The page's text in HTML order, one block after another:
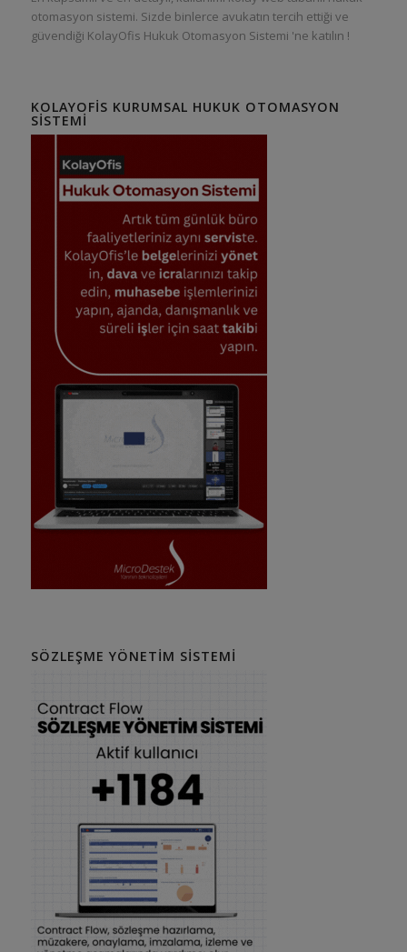
otomasyon sistemi. Sizde binlerce avukatın tercih ettiği ve
güvendiği KolayOfis Hukuk Otomasyon Sistemi 'ne katılın !
KOLAYOFIS KURUMSAL HUKUK OTOMASYON
SISTEMI
SÖZLEŞME YÖNETIM SISTEMI